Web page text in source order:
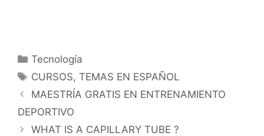
Categorías
Tecnología
Etiquetas
CURSOS,TEMAS EN ESPAÑOL
MAESTRÍA GRATIS EN ENTRENAMIENTO
DEPORTIVO
WHAT IS A CAPILLARY TUBE ?